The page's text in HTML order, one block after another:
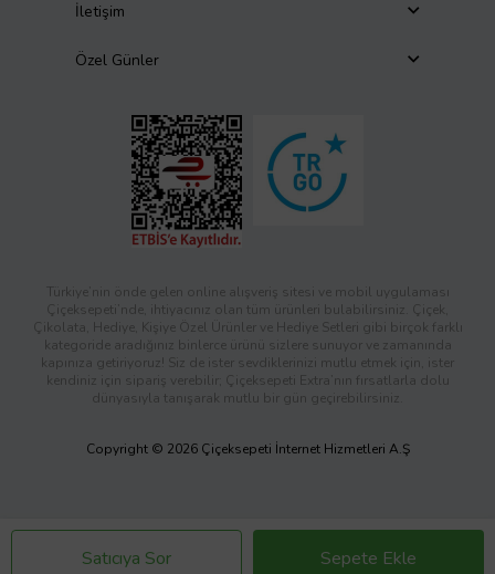
Satıcıya Sor Sepete Ekle
İletişim
Özel Günler
Türkiye’nin önde gelen online alışveriş sitesi ve mobil uygulaması
Çiçeksepeti’nde, ihtiyacınız olan tüm ürünleri bulabilirsiniz. Çiçek,
Çikolata, Hediye, Kişiye Özel Ürünler ve Hediye Setleri gibi birçok farklı
kategoride aradığınız binlerce ürünü sizlere sunuyor ve zamanında
kapınıza getiriyoruz! Siz de ister sevdiklerinizi mutlu etmek için, ister
kendiniz için sipariş verebilir; Çiçeksepeti Extra’nın fırsatlarla dolu
dünyasıyla tanışarak mutlu bir gün geçirebilirsiniz.
Copyright © 2026 Çiçeksepeti İnternet Hizmetleri A.Ş